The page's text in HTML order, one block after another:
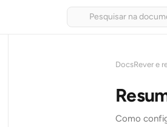
DocsRever e
Como